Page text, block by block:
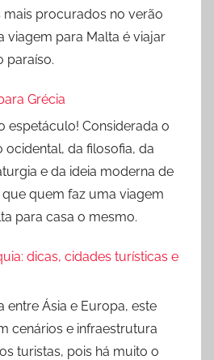
mais procurados no verão
viagem para Malta é viajar
paraíso.
Grécia
espetáculo! Considerada o
ocidental, da filosofia, da
e da ideia moderna de
quem faz uma viagem
para casa o mesmo.
dicas, cidades turísticas e
entre Ásia e Europa, este
cenários e infraestrutura
turistas, pois há muito o